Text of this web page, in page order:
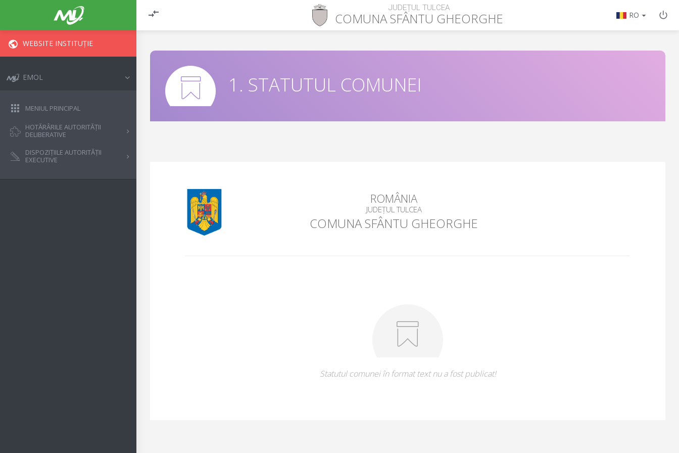
JUDEȚUL TULCEA
COMUNASFÂNTU GHEORGHE RO
WEBSITE INSTITUȚIE
EMOL
MENIUL PRINCIPAL
HOTĂRÂRILE AUTORITĂȚII
DELIBERATIVE
DISPOZIȚIILE AUTORITĂȚII
EXECUTIVE
1. STATUTUL COMUNEI
ROMÂNIA
JUDEȚUL TULCEA
COMUNA SFÂNTU GHEORGHE
Statutul comunei în format text nu a fost publicat!